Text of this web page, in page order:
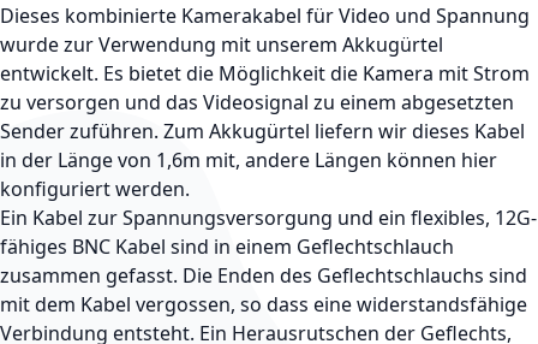
Dieses kombinierte Kamerakabel für Video und Spannung
wurde zur Verwendung mit unserem Akkugürtel
entwickelt. Es bietet die Möglichkeit die Kamera mit Strom
zu versorgen und das Videosignal zu einem abgesetzten
Sender zuführen. Zum Akkugürtel liefern wir dieses Kabel
in der Länge von 1,6m mit, andere Längen können hier
konfiguriert werden.
Ein Kabel zur Spannungsversorgung und ein flexibles, 12G-
fähiges BNC Kabel sind in einem Geflechtschlauch
zusammen gefasst. Die Enden des Geflechtschlauchs sind
mit dem Kabel vergossen, so dass eine widerstandsfähige
Verbindung entsteht. Ein Herausrutschen der Geflechts,